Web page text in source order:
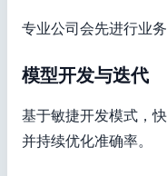
专业公司会先进行业
模型开发与迭代
基于敏捷开发模式，
并持续优化准确率。